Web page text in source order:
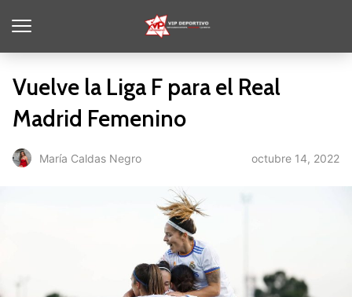
Vuelve la Liga F para el Real
Madrid Femenino
María Caldas Negro octubre 14, 2022